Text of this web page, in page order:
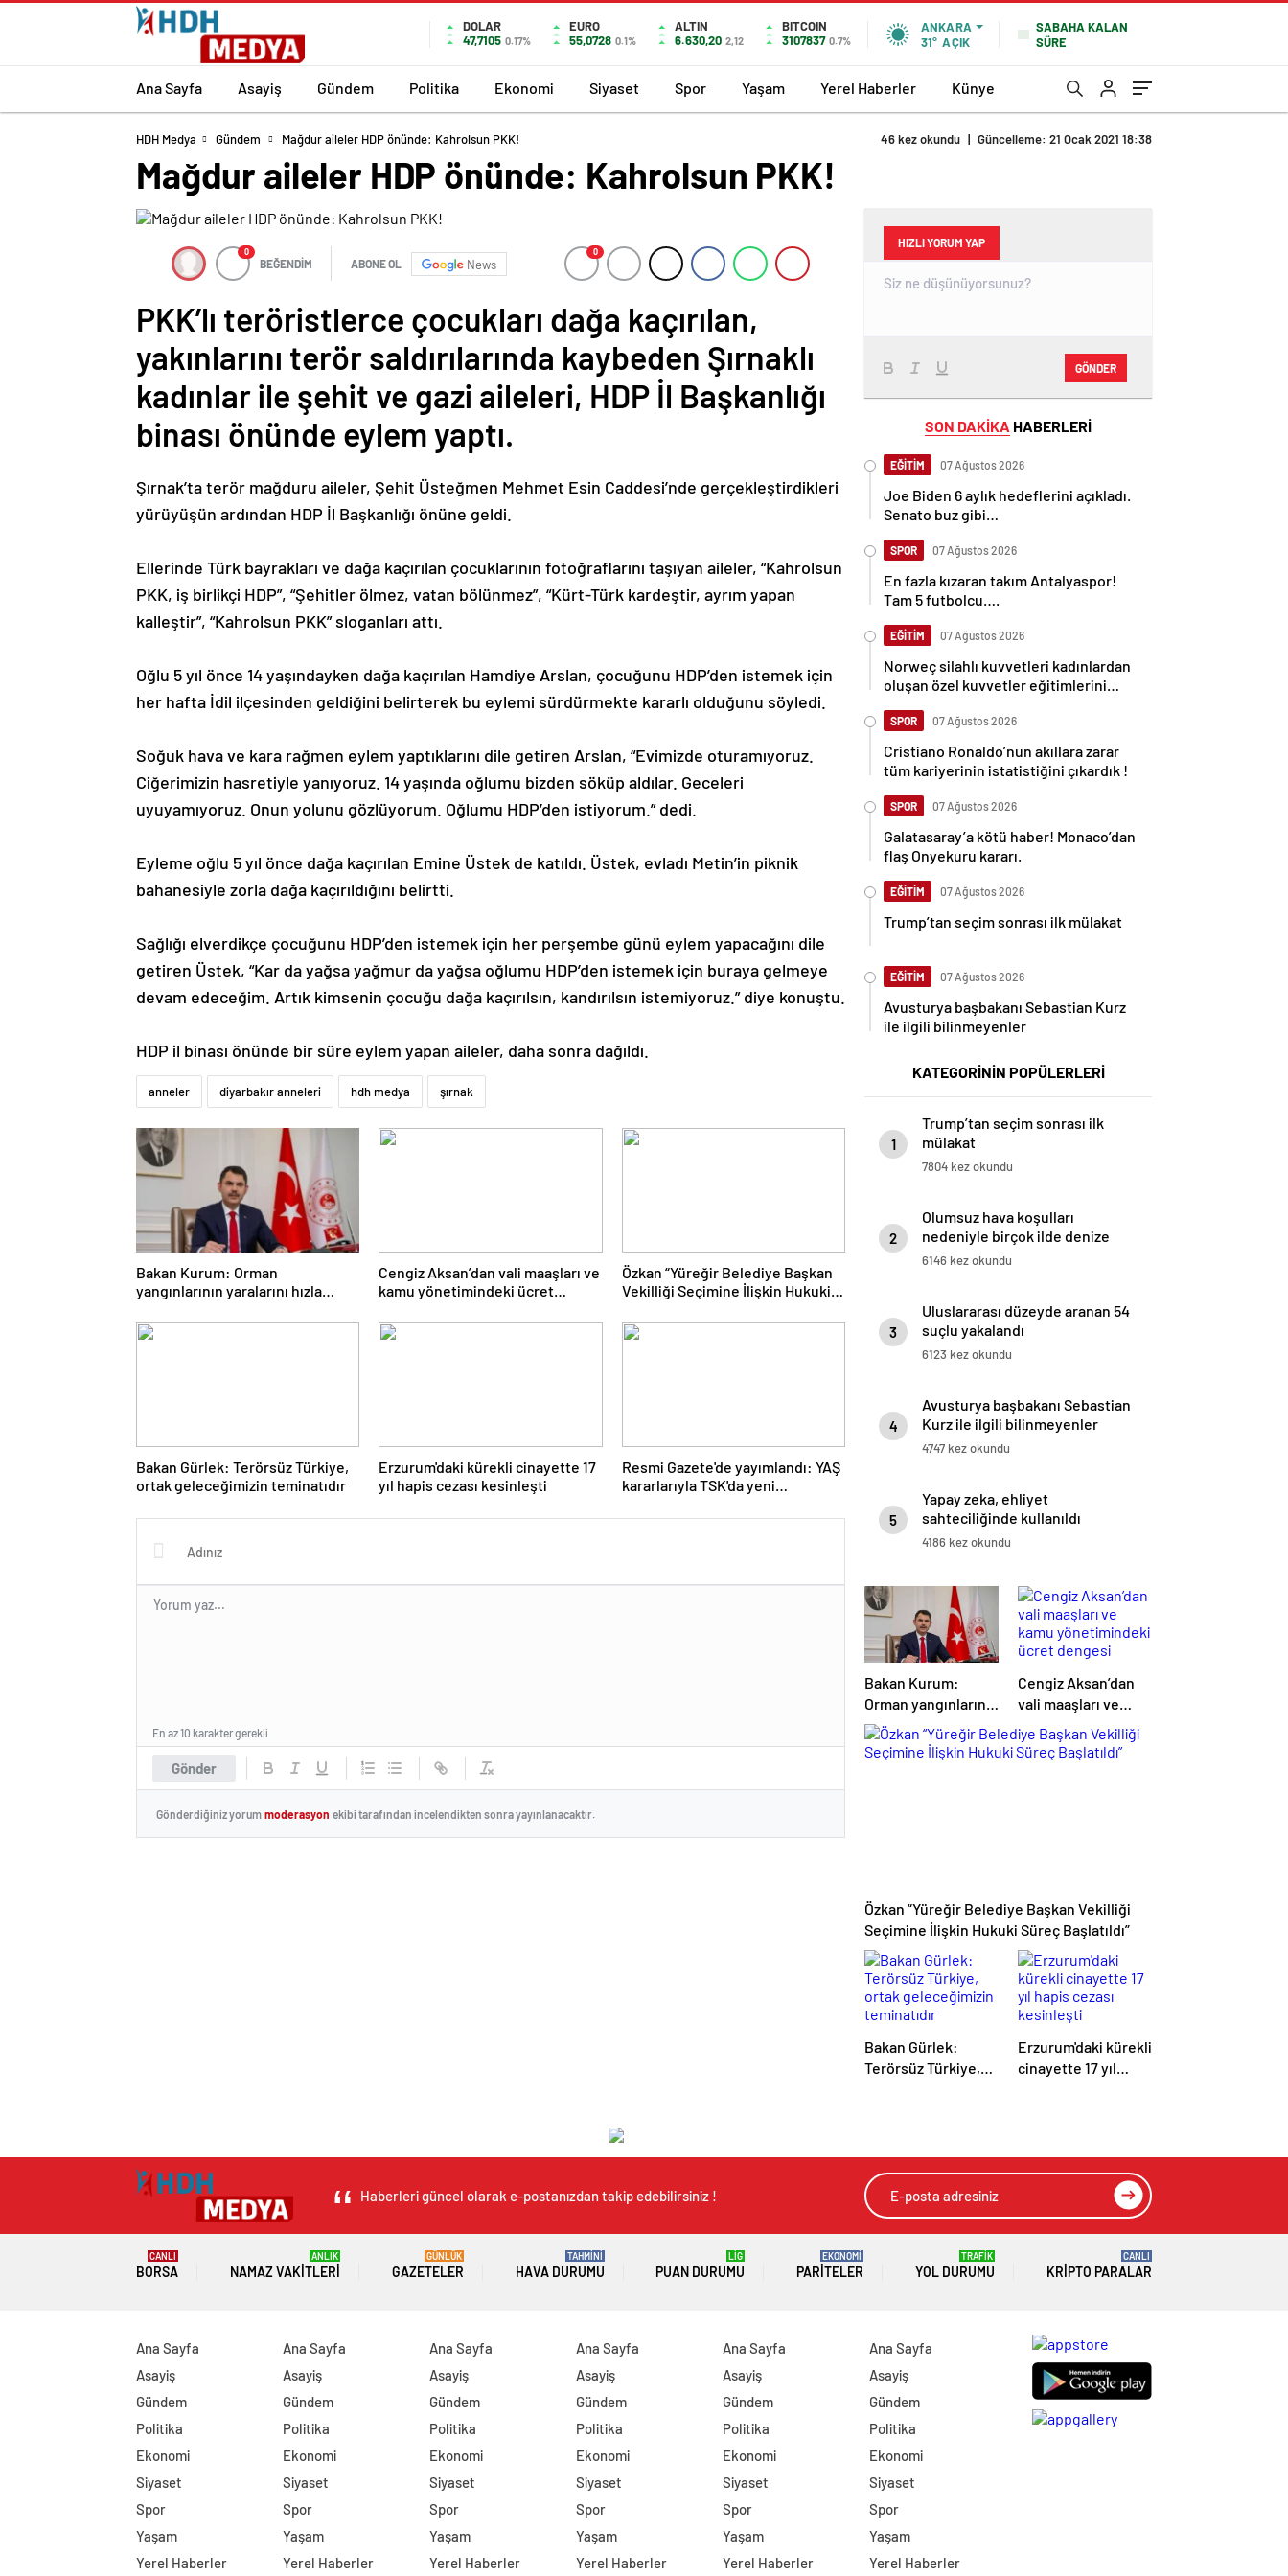
DOLAR
47,7105 0.17%
EURO
55,0728 0.1%
ALTIN
6.630,20 2,12
BITCOIN
3107837 0.7%
ANKARA
31° AÇIK
SABAHA KALAN
SÜRE
Ana Sayfa Asayiş Gündem Politika Ekonomi Siyaset Spor Yaşam Yerel Haberler Künye
HDH Medya Gündem Mağdur aileler HDP önünde: Kahrolsun PKK! 46 kez okundu | Güncelleme: 21 Ocak 2021 18:38
Mağdur aileler HDP önünde: Kahrolsun PKK!
0
BEĞENDİM ABONE OL News
0
PKK’lı teröristlerce çocukları dağa kaçırılan,
yakınlarını terör saldırılarında kaybeden Şırnaklı
kadınlar ile şehit ve gazi aileleri, HDP İl Başkanlığı
binası önünde eylem yaptı.
Şırnak’ta terör mağduru aileler, Şehit Üsteğmen Mehmet Esin Caddesi’nde gerçekleştirdikleri
yürüyüşün ardından HDP İl Başkanlığı önüne geldi.
Ellerinde Türk bayrakları ve dağa kaçırılan çocuklarının fotoğraflarını taşıyan aileler, “Kahrolsun
PKK, iş birlikçi HDP”, “Şehitler ölmez, vatan bölünmez”, “Kürt-Türk kardeştir, ayrım yapan
kalleştir”, “Kahrolsun PKK” sloganları attı.
Oğlu 5 yıl önce 14 yaşındayken dağa kaçırılan Hamdiye Arslan, çocuğunu HDP’den istemek için
her hafta İdil ilçesinden geldiğini belirterek bu eylemi sürdürmekte kararlı olduğunu söyledi.
Soğuk hava ve kara rağmen eylem yaptıklarını dile getiren Arslan, “Evimizde oturamıyoruz.
Ciğerimizin hasretiyle yanıyoruz. 14 yaşında oğlumu bizden söküp aldılar. Geceleri
uyuyamıyoruz. Onun yolunu gözlüyorum. Oğlumu HDP’den istiyorum.” dedi.
Eyleme oğlu 5 yıl önce dağa kaçırılan Emine Üstek de katıldı. Üstek, evladı Metin’in piknik
bahanesiyle zorla dağa kaçırıldığını belirtti.
Sağlığı elverdikçe çocuğunu HDP’den istemek için her perşembe günü eylem yapacağını dile
getiren Üstek, “Kar da yağsa yağmur da yağsa oğlumu HDP’den istemek için buraya gelmeye
devam edeceğim. Artık kimsenin çocuğu dağa kaçırılsın, kandırılsın istemiyoruz.” diye konuştu.
HDP il binası önünde bir süre eylem yapan aileler, daha sonra dağıldı.
anneler diyarbakır anneleri hdh medya şırnak
Bakan Kurum: Orman
yangınlarının yaralarını hızla
Cengiz Aksan’dan vali maaşları ve
kamu yönetimindeki ücret
Özkan “Yüreğir Belediye Başkan
Vekilliği Seçimine İlişkin Hukuki
Bakan Gürlek: Terörsüz Türkiye,
ortak geleceğimizin teminatıdır
Erzurum'daki kürekli cinayette 17
yıl hapis cezası kesinleşti
Resmi Gazete'de yayımlandı: YAŞ
kararlarıyla TSK'da yeni
Gönder
En az 10 karakter gerekli
Gönderdiğiniz yorum moderasyon ekibi tarafından incelendikten sonra yayınlanacaktır.
HIZLI YORUM YAP
GÖNDER
SON DAKİKA HABERLERİ
EĞİTİM 07 Ağustos 2026
Joe Biden 6 aylık hedeflerini açıkladı.
Senato buz gibi…
SPOR 07 Ağustos 2026
En fazla kızaran takım Antalyaspor!
Tam 5 futbolcu….
EĞİTİM 07 Ağustos 2026
Norweç silahlı kuvvetleri kadınlardan
oluşan özel kuvvetler eğitimlerini
SPOR 07 Ağustos 2026
Cristiano Ronaldo’nun akıllara zarar
tüm kariyerinin istatistiğini çıkardık !
SPOR 07 Ağustos 2026
Galatasaray’a kötü haber! Monaco’dan
flaş Onyekuru kararı.
EĞİTİM 07 Ağustos 2026
Trump’tan seçim sonrası ilk mülakat
EĞİTİM 07 Ağustos 2026
Avusturya başbakanı Sebastian Kurz
ile ilgili bilinmeyenler
KATEGORİNİN POPÜLERLERİ
1
Trump’tan seçim sonrası ilk
mülakat
7804 kez okundu
2
Olumsuz hava koşulları
nedeniyle birçok ilde denize
giriş yasaklandı
6146 kez okundu
3
Uluslararası düzeyde aranan 54
suçlu yakalandı
6123 kez okundu
4
Avusturya başbakanı Sebastian
Kurz ile ilgili bilinmeyenler
4747 kez okundu
5
Yapay zeka, ehliyet
sahteciliğinde kullanıldı
4186 kez okundu
Bakan Kurum:
Orman yangınlarının
yaralarını hızla
saracağız
Cengiz Aksan’dan
vali maaşları ve
kamu
yönetimindeki
ücret dengesi
Özkan “Yüreğir Belediye Başkan Vekilliği
Seçimine İlişkin Hukuki Süreç Başlatıldı”
Bakan Gürlek:
Terörsüz Türkiye,
Erzurum'daki kürekli
cinayette 17 yıl
Haberleri güncel olarak e-postanızdan takip edebilirsiniz !
BORSA
CANLI
NAMAZ VAKITLERI
ANLIK
GAZETELER
GÜNLÜK
HAVA DURUMU
TAHMİNİ
PUAN DURUMU
LİG
PARITELER
EKONOMİ
YOL DURUMU
TRAFİK
KRIPTO PARALAR
CANLI
Ana Sayfa
Asayiş
Gündem
Politika
Ekonomi
Siyaset
Spor
Yaşam
Yerel Haberler
Ana Sayfa
Asayiş
Gündem
Politika
Ekonomi
Siyaset
Spor
Yaşam
Yerel Haberler
Ana Sayfa
Asayiş
Gündem
Politika
Ekonomi
Siyaset
Spor
Yaşam
Yerel Haberler
Ana Sayfa
Asayiş
Gündem
Politika
Ekonomi
Siyaset
Spor
Yaşam
Yerel Haberler
Ana Sayfa
Asayiş
Gündem
Politika
Ekonomi
Siyaset
Spor
Yaşam
Yerel Haberler
Ana Sayfa
Asayiş
Gündem
Politika
Ekonomi
Siyaset
Spor
Yaşam
Yerel Haberler